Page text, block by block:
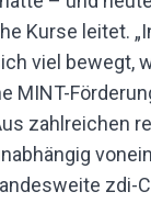
Kurse leitet.
viel bewegt,
MINT-
zahlreichen
zdi-